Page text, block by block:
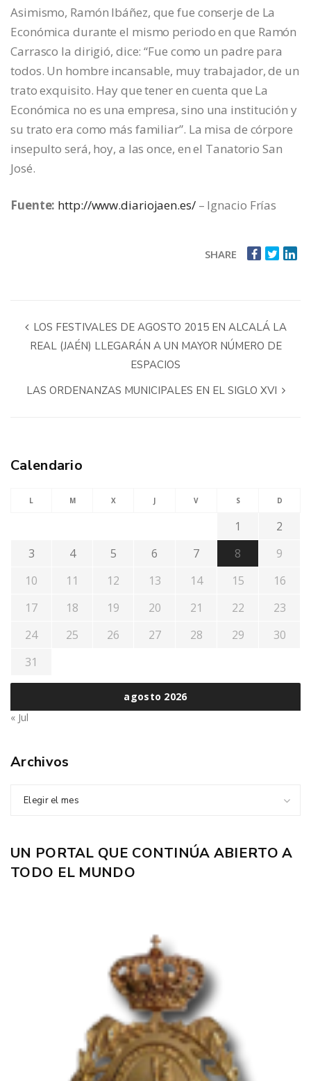
Asimismo, Ramón Ibáñez, que fue conserje de La
Económica durante el mismo periodo en que Ramón
Carrasco la dirigió, dice: “Fue como un padre para
todos. Un hombre incansable, muy trabajador, de un
trato exquisito. Hay que tener en cuenta que La
Económica no es una empresa, sino una institución y
su trato era como más familiar”. La misa de córpore
insepulto será, hoy, a las once, en el Tanatorio San
José.
Fuente: http://www.diariojaen.es/– Ignacio Frías
SHARE
LOS FESTIVALES DE AGOSTO 2015 EN ALCALÁ LA
REAL (JAÉN) LLEGARÁN A UN MAYOR NÚMERO DE
ESPACIOS
LAS ORDENANZAS MUNICIPALES EN EL SIGLO XVI
Calendario
agosto 2026
L M X J V S D
1
2
3
4 5 6 7 8
9
10
11 12 13 14 15
16
17
18 19 20 21 22
23
24
25 26 27 28 29
30
31
« Jul
Archivos
Elegir el mes
UN PORTAL QUE CONTINÚA ABIERTO A
TODO EL MUNDO